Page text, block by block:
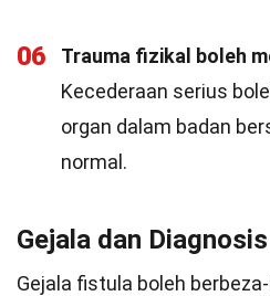
06
Trauma fizikal boleh
Kecederaan serius
organ dalam badan
normal.
Gejala dan
Gejala fistula boleh